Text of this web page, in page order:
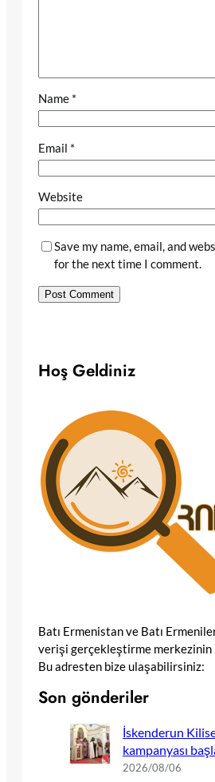
Name *
Email *
Website
Save my name, email, and
for the next time I comment.
Hoş Geldiniz
Batı Ermenistan ve Batı
verişi gerçekleştirme
Bu adresten bize ulaşabilirsiniz:
Son gönderiler
İskenderun
kampanyası
2026/08/06